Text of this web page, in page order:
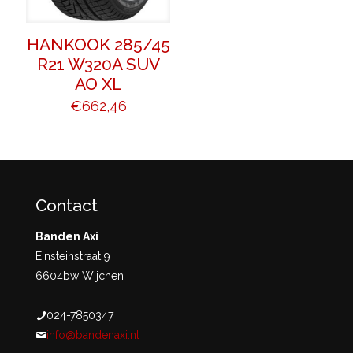
HANKOOK 285/45
R21 W320A SUV
AO XL
€662,46
Contact
Banden Axi
Einsteinstraat 9
6604bw Wijchen
024-7850347
info@bandenaxi.nl